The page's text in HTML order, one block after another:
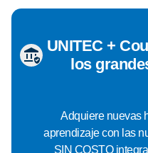
UNITEC +
los
Adquiere nuevas
aprendizaje con las
SIN COSTO